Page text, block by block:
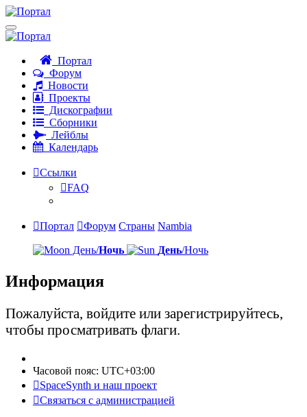
Портал
Форум
Новости
Проекты
Дискографии
Сборники
Лейблы
Календарь
Ссылки
FAQ
Портал Форум Страны Nambia
День/Ночь День/Ночь
Информация
Пожалуйста, войдите или зарегистрируйтесь,
чтобы просматривать флаги.
Часовой пояс: UTC+03:00
SpaceSynth и наш проект
Связаться с администрацией